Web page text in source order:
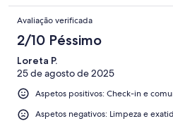
Avaliação verificada
2/10 Péssimo
Loreta P.
25 de agosto de 2025
Aspetos positivos: Check-in e
Aspetos negativos: Limpeza e